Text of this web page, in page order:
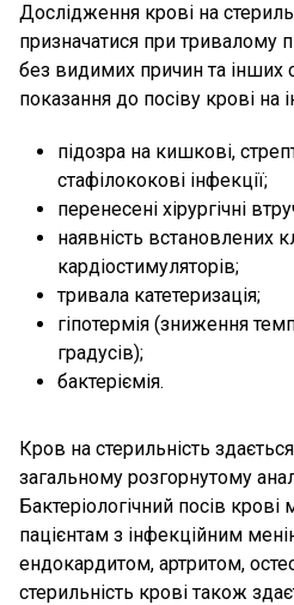
Дослідження крові на
призначатися при тривалому
без видимих причин та інших
показання до посіву крові на
підозра на кишкові,
стафілококові інфекції;
перенесені хірургічні
наявність встановлених
кардіостимуляторів;
тривала катетеризація;
гіпотермія (зниження
градусів);
бактеріємія.
Кров на стерильність
загальному розгорнутому
Бактеріологічний посів
пацієнтам з інфекційним
ендокардитом, артритом,
стерильність крові також